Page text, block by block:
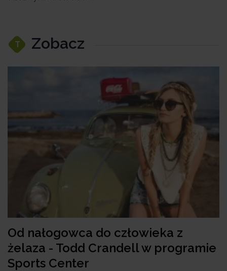
T Zobacz
Od nałogowca do człowieka z
żelaza - Todd Crandell w programie
Sports Center